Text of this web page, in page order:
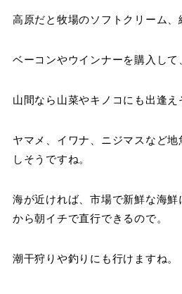
高原だと牧場のソフトクリーム、
ベーコンやウインナーを購入して
山間なら山菜やキノコにも出逢え
ヤマメ、イワナ、ニジマスなど
しそうですね。
海が近ければ、市場で新鮮な海
から朝イチで直行できるので。
潮干狩りや釣りにも行けますね。